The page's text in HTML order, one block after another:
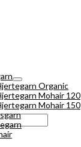
Organic
Mohair 120
Mohair 150